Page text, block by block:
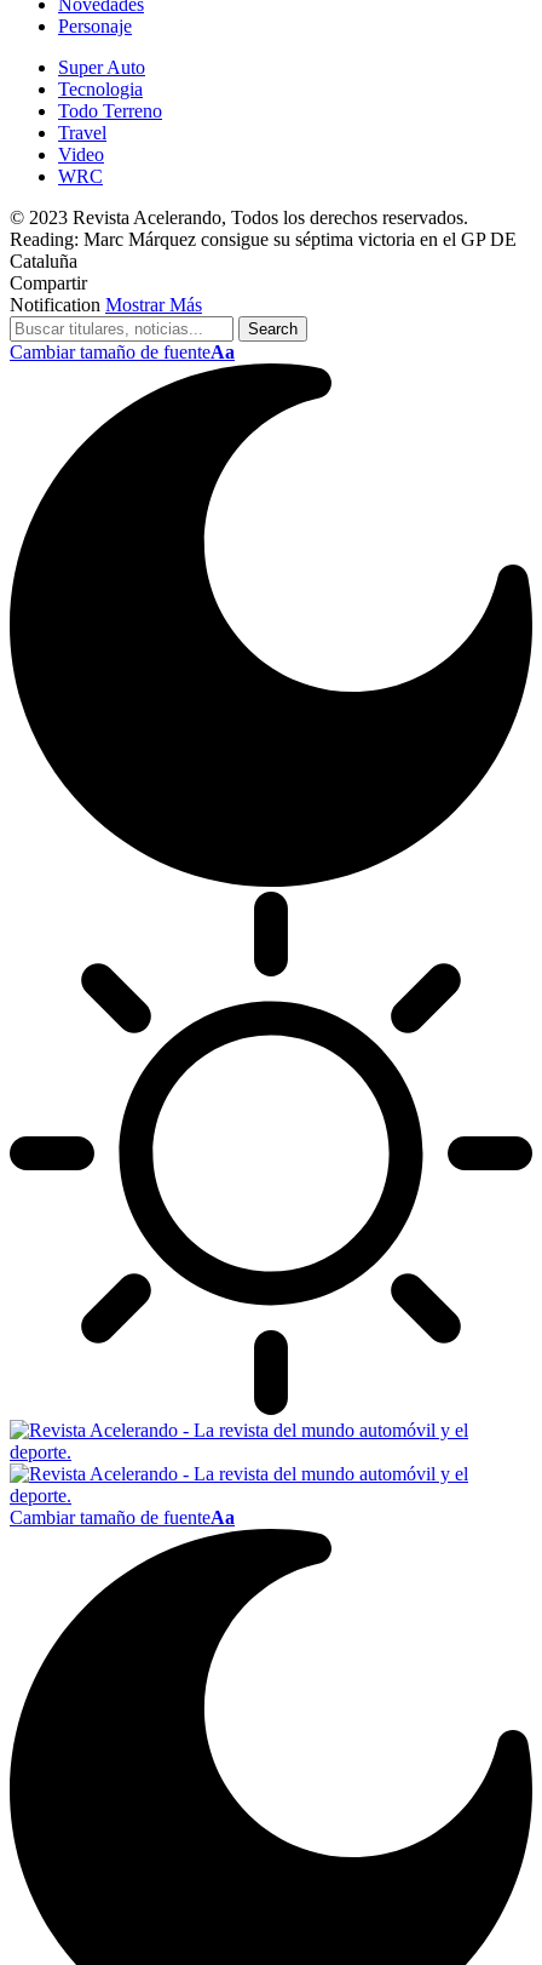
Novedades
Personaje
Super Auto
Tecnologia
Todo Terreno
Travel
Video
WRC
© 2023 Revista Acelerando, Todos los derechos reservados.
Reading: Marc Márquez consigue su séptima victoria en el GP DE
Cataluña
Compartir
Notification Mostrar Más
Cambiar tamaño de fuenteAa
Cambiar tamaño de fuenteAa